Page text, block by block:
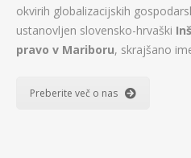
okvirih globalizacijskih
ustanovljen slovensko-hrvaški
pravo v Mariboru, skrajšano
Preberite več o nas